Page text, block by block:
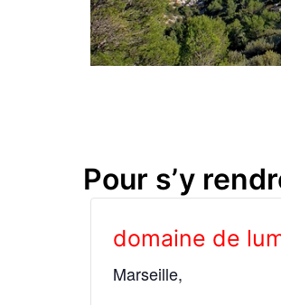
Pour s’y
domaine de
Marseille,